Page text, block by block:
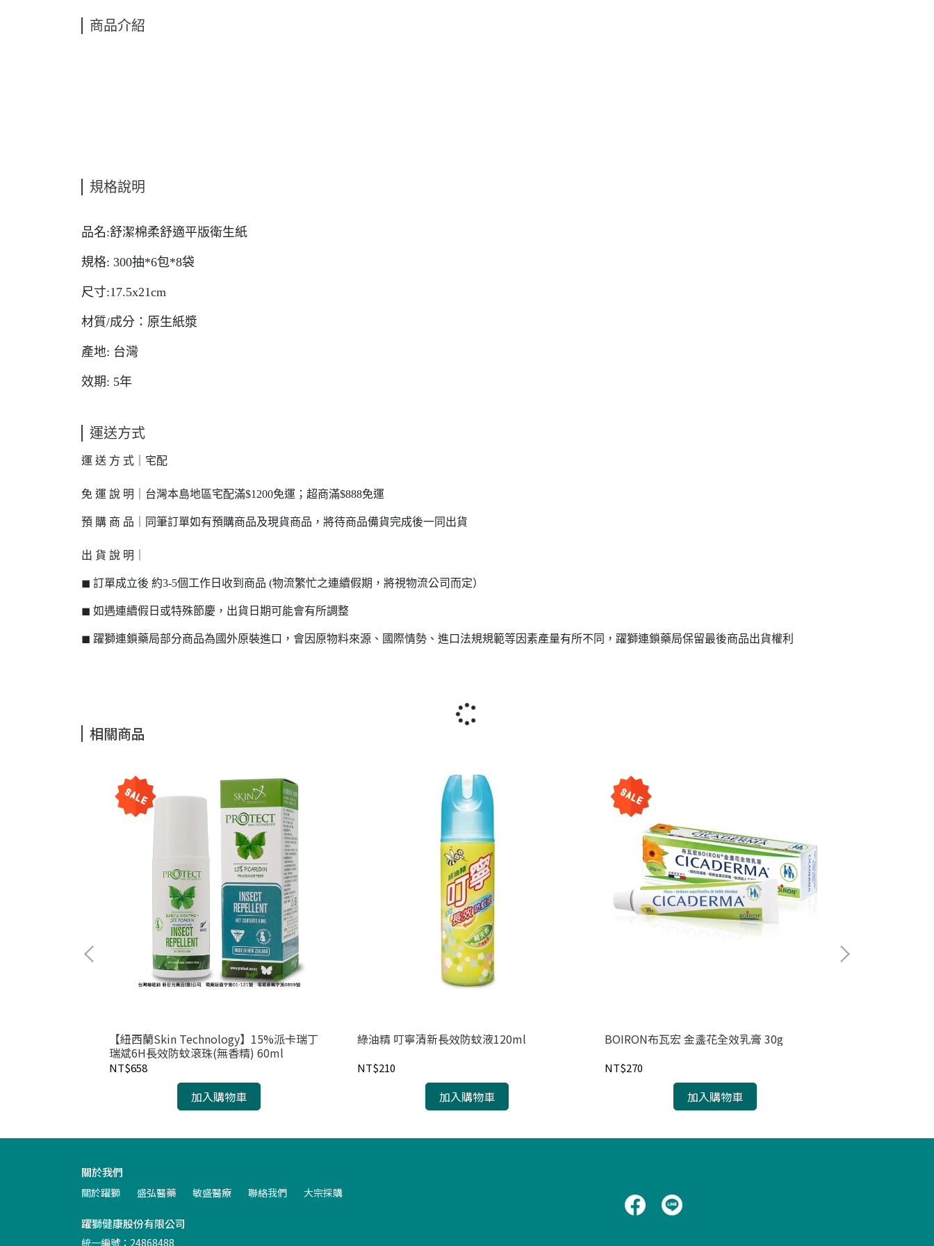
商品介紹
規格說明
品名:舒潔棉柔舒適平版衛生紙
規格: 300抽*6包*8袋
尺寸:17.5x21cm
材質/成分：原生紙漿
產地: 台灣
效期: 5年
運送方式
運 送 方 式｜宅配
免 運 說 明｜台灣本島地區宅配滿$1200免運；超商滿$888免運
預 購 商 品｜同筆訂單如有預購商品及現貨商品，將待商品備貨完成後一同出貨
出 貨 說 明｜
◼ 訂單成立後 約3-5個工作日收到商品 (物流繁忙之連續假期，將視物流公司而定）
◼ 如遇連續假日或特殊節慶，出貨日期可能會有所調整
◼ 躍獅連鎖藥局部分商品為國外原裝進口，會因原物料來源、國際情勢、進口法規規範等因素產量有所不同，躍獅連鎖藥局保留最後商品出貨權利
相關商品
【紐西蘭Skin Technology】15%派卡瑞丁
瑞斌6H長效防蚊滾珠(無香精) 60ml
NT$658
加入購物車
綠油精 叮寧清新長效防蚊液120ml
NT$210
加入購物車
BOIRON布瓦宏 金盞花全效乳膏 30g
NT$270
加入購物車
關於我們
關於躍獅 盛弘醫藥 敏盛醫療 聯絡我們 大宗採購
躍獅健康股份有限公司
統一編號：24868488